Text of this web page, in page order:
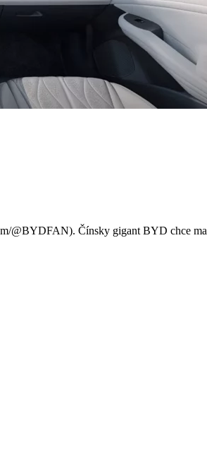
Čínsky gigant BYD chce